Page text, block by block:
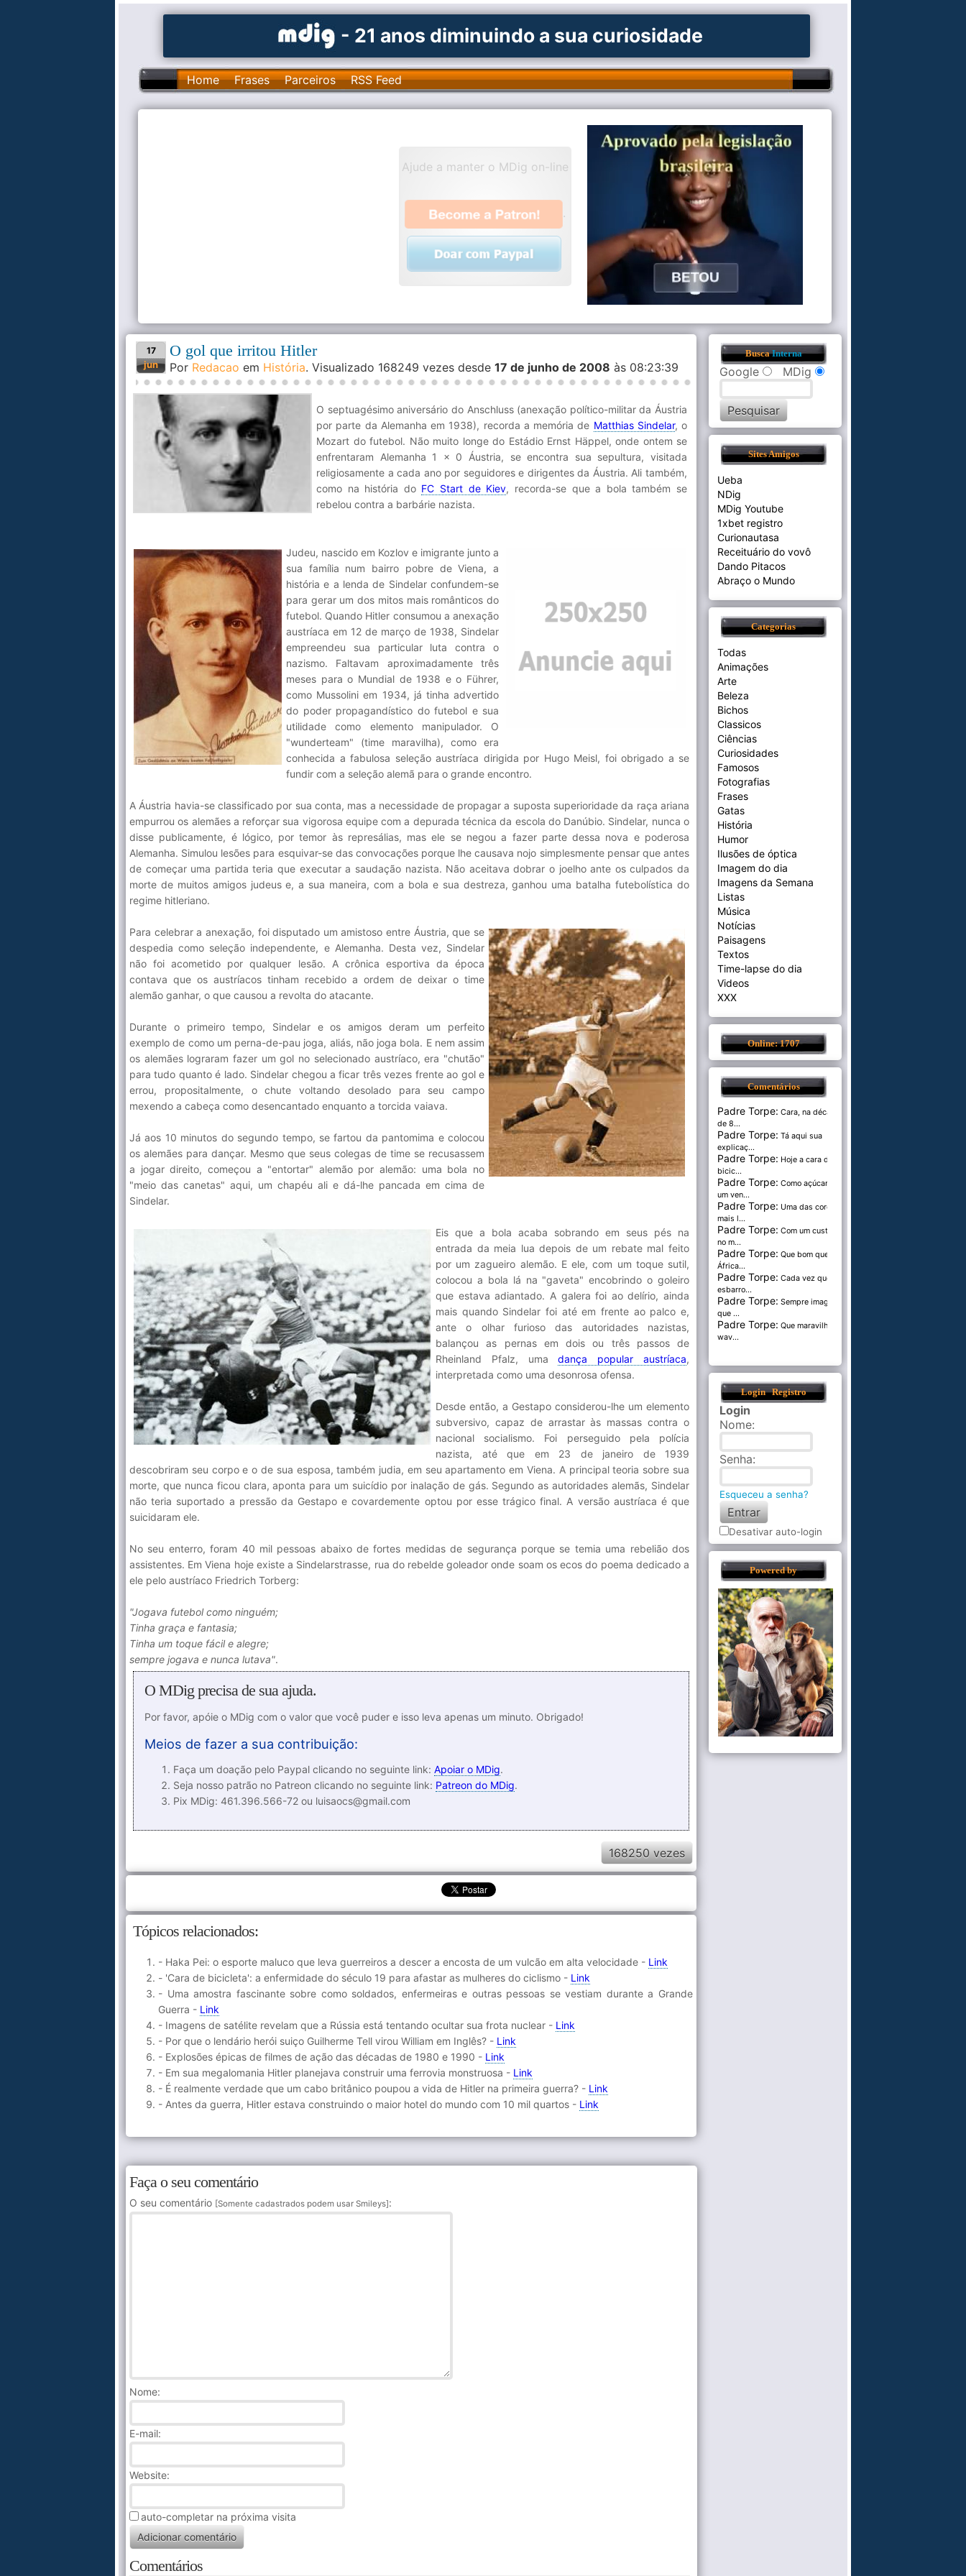
- 21 anos diminuindo a sua curiosidade
Home Frases Parceiros RSS Feed
Ajude a manter o MDig on-line
.
17
jun
O gol que irritou Hitler
Por Redacao em História. Visualizado 168249 vezes desde 17 de junho de 2008 às 08:23:39
O septuagésimo aniversário do Anschluss (anexação político-militar da Áustria
por parte da Alemanha em 1938), recorda a memória de Matthias Sindelar, o
Mozart do futebol. Não muito longe do Estádio Ernst Häppel, onde ontem se
enfrentaram Alemanha 1 x 0 Áustria, se encontra sua sepultura, visitada
religiosamente a cada ano por seguidores e dirigentes da Áustria. Ali também,
como na história do FC Start de Kiev, recorda-se que a bola também se
rebelou contra a barbárie nazista.
Judeu, nascido em Kozlov e imigrante junto a
sua família num bairro pobre de Viena, a
história e a lenda de Sindelar confundem-se
para gerar um dos mitos mais românticos do
futebol. Quando Hitler consumou a anexação
austríaca em 12 de março de 1938, Sindelar
empreendeu sua particular luta contra o
nazismo. Faltavam aproximadamente três
meses para o Mundial de 1938 e o Führer,
como Mussolini em 1934, já tinha advertido
do poder propagandístico do futebol e sua
utilidade como elemento manipulador. O
"wunderteam" (time maravilha), como era
conhecida a fabulosa seleção austríaca dirigida por Hugo Meisl, foi obrigado a se
fundir com a seleção alemã para o grande encontro.
A Áustria havia-se classificado por sua conta, mas a necessidade de propagar a suposta superioridade da raça ariana
empurrou os alemães a reforçar sua vigorosa equipe com a depurada técnica da escola do Danúbio. Sindelar, nunca o
disse publicamente, é lógico, por temor às represálias, mas ele se negou a fazer parte dessa nova e poderosa
Alemanha. Simulou lesões para esquivar-se das convocações porque lhe causava nojo simplesmente pensar que antes
de começar uma partida teria que executar a saudação nazista. Não aceitava dobrar o joelho ante os culpados da
morte de muitos amigos judeus e, a sua maneira, com a bola e sua destreza, ganhou uma batalha futebolística do
regime hitleriano.
Para celebrar a anexação, foi disputado um amistoso entre Áustria, que se
despedia como seleção independente, e Alemanha. Desta vez, Sindelar
não foi acometido por qualquer lesão. A crônica esportiva da época
contava que os austríacos tinham recebido a ordem de deixar o time
alemão ganhar, o que causou a revolta do atacante.
Durante o primeiro tempo, Sindelar e os amigos deram um perfeito
exemplo de como um perna-de-pau joga, aliás, não joga bola. E nem assim
os alemães lograram fazer um gol no selecionado austríaco, era "chutão"
para tudo quanto é lado. Sindelar chegou a ficar três vezes frente ao gol e
errou, propositalmente, o chute voltando desolado para seu campo
mexendo a cabeça como desencantado enquanto a torcida vaiava.
Já aos 10 minutos do segundo tempo, se fartou da pantomima e colocou
os alemães para dançar. Mesmo que seus colegas de time se recusassem
a jogar direito, começou a "entortar" alemão por alemão: uma bola no
"meio das canetas" aqui, um chapéu ali e dá-lhe pancada em cima de
Sindelar.
Eis que a bola acaba sobrando em seus pés na
entrada da meia lua depois de um rebate mal feito
por um zagueiro alemão. E ele, com um toque sutil,
colocou a bola lá na "gaveta" encobrindo o goleiro
que estava adiantado. A galera foi ao delírio, ainda
mais quando Sindelar foi até em frente ao palco e,
ante o olhar furioso das autoridades nazistas,
balançou as pernas em dois ou três passos de
Rheinland Pfalz, umadança popular austríaca,
interpretada como uma desonrosa ofensa.
Desde então, a Gestapo considerou-lhe um elemento
subversivo, capaz de arrastar às massas contra o
nacional socialismo. Foi perseguido pela polícia
nazista, até que em 23 de janeiro de 1939
descobriram seu corpo e o de sua esposa, também judia, em seu apartamento em Viena. A principal teoria sobre sua
morte, que nunca ficou clara, aponta para um suicídio por inalação de gás. Segundo as autoridades alemãs, Sindelar
não teria suportado a pressão da Gestapo e covardemente optou por esse trágico final. A versão austríaca é que
suicidaram ele.
No seu enterro, foram 40 mil pessoas abaixo de fortes medidas de segurança porque se temia uma rebelião dos
assistentes. Em Viena hoje existe a Sindelarstrasse, rua do rebelde goleador onde soam os ecos do poema dedicado a
ele pelo austríaco Friedrich Torberg:
"Jogava futebol como ninguém;
Tinha graça e fantasia;
Tinha um toque fácil e alegre;
sempre jogava e nunca lutava".
O MDig precisa de sua ajuda.
Por favor, apóie o MDig com o valor que você puder e isso leva apenas um minuto. Obrigado!
Meios de fazer a sua contribuição:
Faça um doação pelo Paypal clicando no seguinte link: Apoiar o MDig.
Seja nosso patrão no Patreon clicando no seguinte link: Patreon do MDig.
Pix MDig: 461.396.566-72 ou luisaocs@gmail.com
168250 vezes
Tópicos relacionados:
- Haka Pei: o esporte maluco que leva guerreiros a descer a encosta de um vulcão em alta velocidade - Link
- 'Cara de bicicleta': a enfermidade do século 19 para afastar as mulheres do ciclismo - Link
- Uma amostra fascinante sobre como soldados, enfermeiras e outras pessoas se vestiam durante a Grande
Guerra - Link
- Imagens de satélite revelam que a Rússia está tentando ocultar sua frota nuclear - Link
- Por que o lendário herói suiço Guilherme Tell virou William em Inglês? - Link
- Explosões épicas de filmes de ação das décadas de 1980 e 1990 - Link
- Em sua megalomania Hitler planejava construir uma ferrovia monstruosa - Link
- É realmente verdade que um cabo britânico poupou a vida de Hitler na primeira guerra? - Link
- Antes da guerra, Hitler estava construindo o maior hotel do mundo com 10 mil quartos - Link
Faça o seu comentário
O seu comentário [Somente cadastrados podem usar Smileys] :
Nome:
E-mail:
Website:
auto-completar na próxima visita
Comentários
BuscaInterna
Google MDig
Sites Amigos
Ueba
NDig
MDig Youtube
1xbet registro
Curionautasa
Receituário do vovô
Dando Pitacos
Abraço o Mundo
Categorias
Todas
Animações
Arte
Beleza
Bichos
Classicos
Ciências
Curiosidades
Famosos
Fotografias
Frases
Gatas
História
Humor
Ilusões de óptica
Imagem do dia
Imagens da Semana
Listas
Música
Notícias
Paisagens
Textos
Time-lapse do dia
Videos
XXX
Online: 1707
Comentários
Padre Torpe: Cara, na década
de 8...
Padre Torpe: Tá aqui sua
explicaç...
Padre Torpe: Hoje a cara de
bicic...
Padre Torpe: Como açúcar é
um ven...
Padre Torpe: Uma das cores
mais l...
Padre Torpe: Com um custo de
no m...
Padre Torpe: Que bom que a
África...
Padre Torpe: Cada vez que
esbarro...
Padre Torpe: Sempre imaginei
que ...
Padre Torpe: Que maravilha de
wav...
Login Registro
Login
Nome:
Senha:
Esqueceu a senha?
Desativar auto-login
Powered by